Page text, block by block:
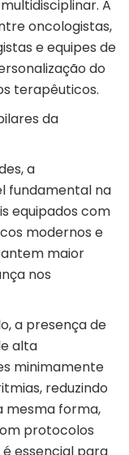
A
oncologistas,
e equipes de
do
terapêuticos.
da
a
fundamental na
equipados com
modernos e
maior
nos
a presença de
alta
minimamente
reduzindo
mesma forma,
protocolos